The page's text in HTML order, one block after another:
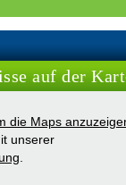
auf der
die Maps
unserer